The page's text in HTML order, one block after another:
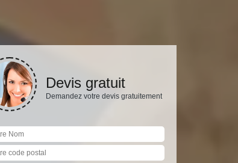
Devis gratuit
Demandez votre devis gratuitement